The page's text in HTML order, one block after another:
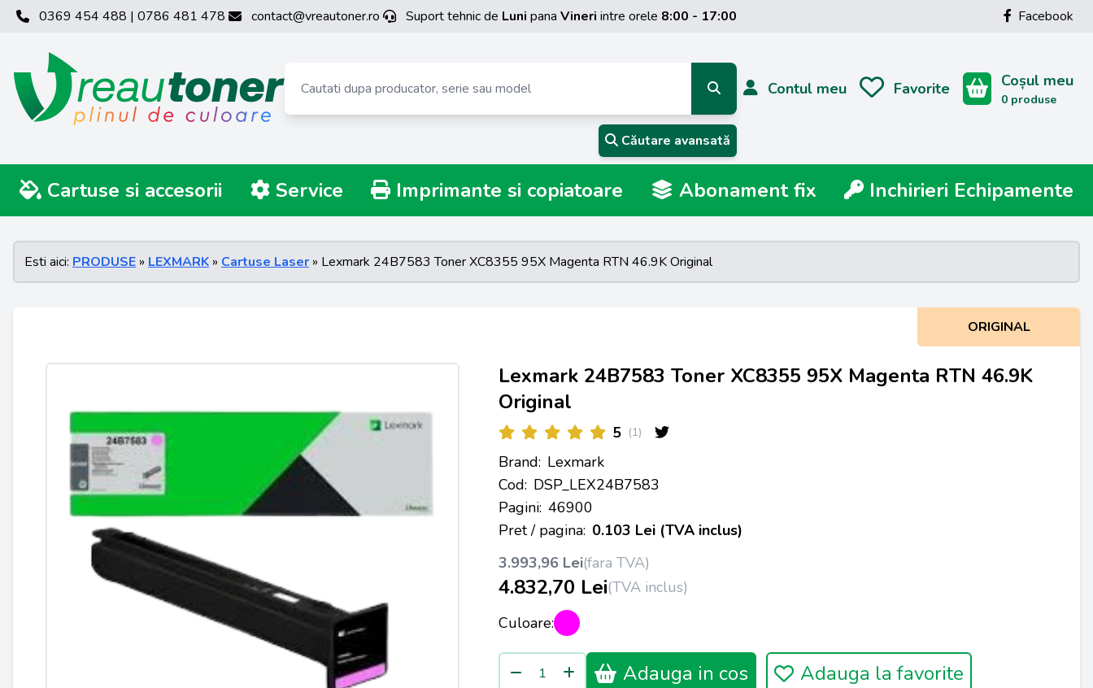
0369 454 488 | 0786 481 478 contact@vreautoner.ro Suport tehnic de Luni pana Vineri intre orele 8:00 - 17:00 Facebook
Căutare avansată
Contul meu Favorite Coșul meu
0 produse
Cartuse si accesorii Service Imprimante si copiatoare Abonament fix Inchirieri Echipamente
Esti aici: PRODUSE » LEXMARK » Cartuse Laser » Lexmark 24B7583 Toner XC8355 95X Magenta RTN 46.9K Original
ORIGINAL
Lexmark 24B7583 Toner XC8355 95X Magenta RTN 46.9K
Original
5 (1)
Brand: Lexmark
Cod: DSP_LEX24B7583
Pagini: 46900
Pret / pagina: 0.103 Lei (TVA inclus)
3.993,96 Lei(fara TVA)
4.832,70 Lei(TVA inclus)
Culoare:
Adauga in cos Adauga la favorite